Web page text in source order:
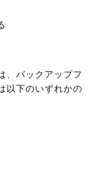
、バックアップフ
以下のいずれかの